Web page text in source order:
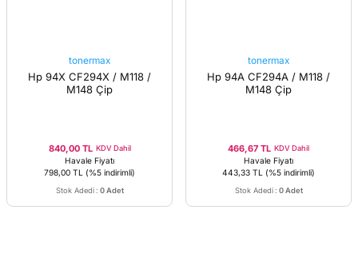
tonermax
Hp 94X CF294X / M118 /
M148 Çip
840,00 TL KDV Dahil
Havale Fiyatı
798,00 TL (%5 indirimli)
Stok Adedi : 0 Adet
tonermax
Hp 94A CF294A / M118 /
M148 Çip
466,67 TL KDV Dahil
Havale Fiyatı
443,33 TL (%5 indirimli)
Stok Adedi : 0 Adet